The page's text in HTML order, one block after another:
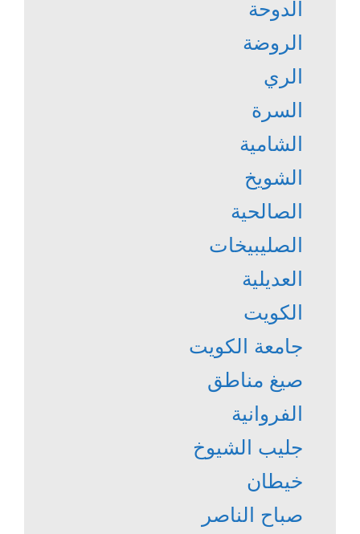
الدوحة
الروضة
الري
السرة
الشامية
الشويخ
الصالحية
الصليبيخات
العديلية
الكويت
جامعة الكويت
صيغ مناطق
الفروانية
جليب الشيوخ
خيطان
صباح الناصر